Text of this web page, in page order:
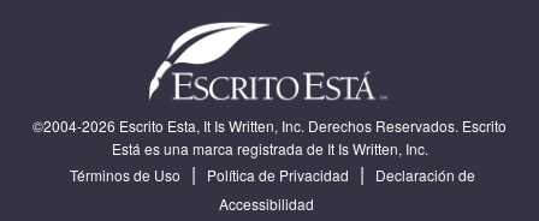
©2004-2026 Escrito Esta, It Is Written, Inc. Derechos Reservados. Escrito
Está es una marca registrada de It Is Written, Inc.
Términos de Uso
| Política de Privacidad |
Declaración de
Accessibilidad